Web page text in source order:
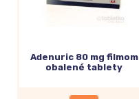
Adenuric 80 mg filmom
obalené tablety